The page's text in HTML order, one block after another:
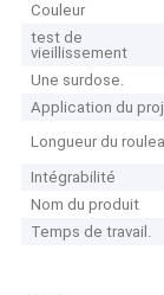
Couleur
test de
vieillissement
Une surdose.
Application du
Longueur du
Intégrabilité
Nom du produit
Temps de travail.